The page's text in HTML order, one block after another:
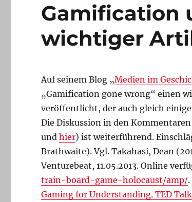
Gamification
wichtiger
Auf seinem Blog „Medien im
„Gamification gone wrong“ einen
veröffentlicht, der auch gleich
Die Diskussion in den
undhier) ist weiterführend.
Brathwaite). Vgl. Takahasi, Dean
Venturebeat, 11.05.2013. Online
train-board-game-holocaust/amp/
Gaming for Understanding. TED